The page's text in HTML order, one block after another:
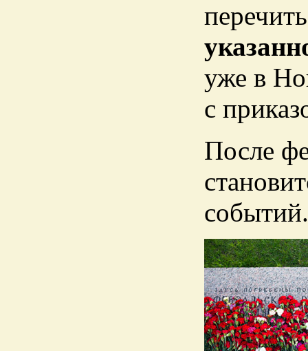
уже в
с
После
событий.